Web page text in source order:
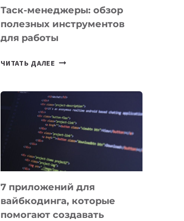
Таск-менеджеры: обзор
полезных инструментов
для работы
ЧИТАТЬ ДАЛЕЕ ТАСК-
ПОЛЕЗНЫХ
ИНСТРУМЕНТОВ
ДЛЯ
РАБОТЫ
7 приложений для
вайбкодинга, которые
помогают создавать